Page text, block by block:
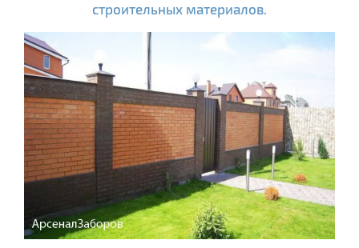
строительных материалов.